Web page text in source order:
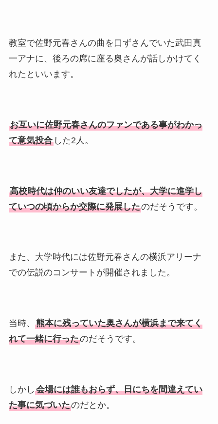
教室で佐野元春さんの曲を口ずさんでいた武田真
一アナに、後ろの席に座る奥さんが話しかけてく
れたといいます。
お互いに佐野元春さんのファンである事がわかっ
て意気投合した2人。
高校時代は仲のいい友達でしたが、大学に進学し
ていつの頃からか交際に発展したのだそうです。
また、大学時代には佐野元春さんの横浜アリーナ
での伝説のコンサートが開催されました。
当時、 熊本に残っていた奥さんが横浜まで来てく
れて一緒に行ったのだそうです。
しかし 会場には誰もおらず、日にちを間違えてい
た事に気づいたのだとか。